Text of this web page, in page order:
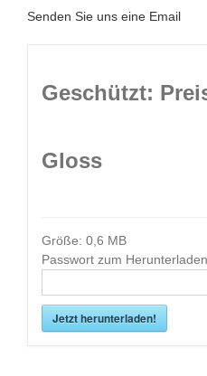
Senden Sie uns eine Email
Geschützt:
Gloss
Größe: 0,6 MB
Passwort zum
Jetzt herunterladen!